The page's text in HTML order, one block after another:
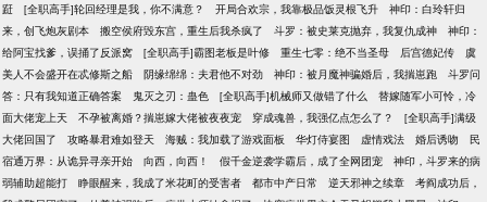
跹
[全职高手]轮回经理是我，你不满意？ 开局合欢宗，我靠极品饭灵根飞升
神印：白玲轩归
来，创飞炮灰剧本
搬空侯府毁东宫，重生后我杀疯了 斗罗：被史莱克抛弃，我复仇成神
神印：
给阿宝找爹，误捅了反派窝
[全职高手]霸图老板是叶修 重生七零：绝不当圣母 后宫德妃传
虞
美人不会盛开在忒修斯之船
阴缘绵绵：夫君他不对劲 神印：被月魔神骗婚后，我揣崽跑
斗罗问
答：只有我知道正确答案
鬼灭之刃：蛊色 [全职高手]机械师又做错了什么
替嫁随军小可怜，冷
面大佬宠上天
不孕被离婚？揣崽嫁大佬被夜夜宠 穿成魂兽，我强亿点怎么了？
[全职高手]满级
大佬回国了
攻略暴君难如登天 海贼：我加载了游戏面板 华灯侍宴图 虚情戏法 婚后诱吻
民
宿通万界：从诡异寻亲开始
向西，向西！ 假千金逆袭学霸后，成了全网团宠
神印，斗罗来的病
弱辅助超能打
睁眼醒来，我成了米花町的受害者 都市中产日常 逆天邪神之续章
考阎成功后，